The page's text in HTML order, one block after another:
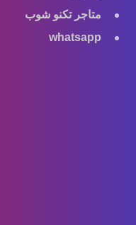
متاجر تكنو شوب
whatsapp